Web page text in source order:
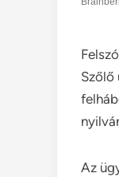
Szőlő
Az